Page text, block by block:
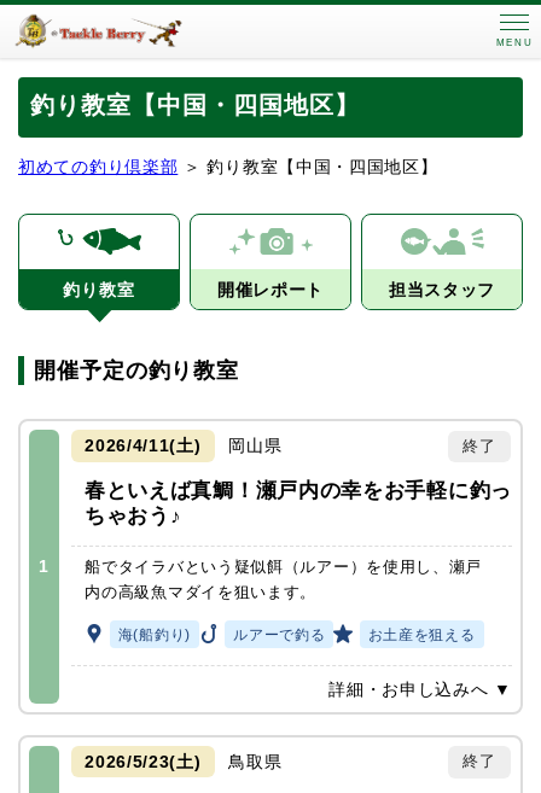
MENU
釣り教室【中国・四国地区】
初めての釣り倶楽部 ＞ 釣り教室【中国・四国地区】
釣り教室 開催レポート 担当スタッフ
開催予定の釣り教室
1
2026/4/11(土) 岡山県
春といえば真鯛！瀬戸内の幸をお手軽に釣っ
ちゃおう♪
船でタイラバという疑似餌（ルアー）を使用し、瀬戸
内の高級魚マダイを狙います。
海(船釣り) ルアーで釣る お土産を狙える
詳細・お申し込みへ ▼
終了
2026/5/23(土) 鳥取県 終了